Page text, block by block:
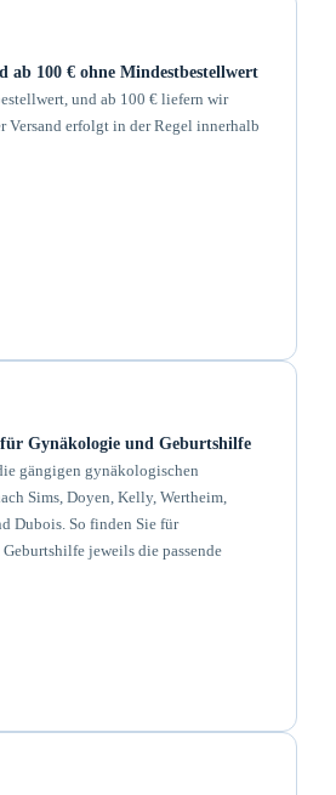
ab 100 € ohne Mindestbestellwert
und ab 100 € liefern wir
Versand erfolgt in der Regel innerhalb
Gynäkologie und Geburtshilfe
gängigen gynäkologischen
Sims, Doyen, Kelly, Wertheim,
Dubois. So finden Sie für
jeweils die passende